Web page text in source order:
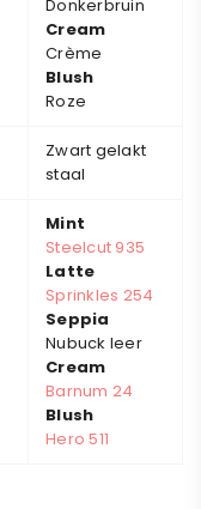
Donkerbruin
Cream
Crème
Blush
Roze
Zwart gelakt
staal
Mint
Steelcut 935
Latte
Sprinkles 254
Seppia
Nubuck leer
Cream
Barnum 24
Blush
Hero 511